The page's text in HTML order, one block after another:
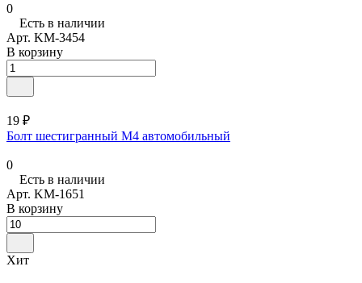
0
Есть в наличии
Арт. KM-3454
В корзину
19 ₽
Болт шестигранный М4 автомобильный
0
Есть в наличии
Арт. KM-1651
В корзину
Хит